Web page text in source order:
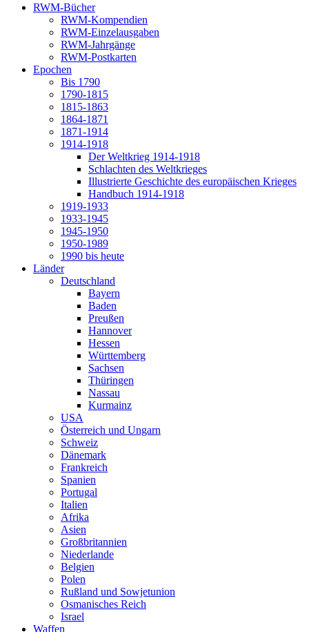
RWM-Bücher
RWM-Kompendien
RWM-Einzelausgaben
RWM-Jahrgänge
RWM-Postkarten
Epochen
Bis 1790
1790-1815
1815-1863
1864-1871
1871-1914
1914-1918
Der Weltkrieg 1914-1918
Schlachten des Weltkrieges
Illustrierte Geschichte des europäischen Krieges
Handbuch 1914-1918
1919-1933
1933-1945
1945-1950
1950-1989
1990 bis heute
Länder
Deutschland
Bayern
Baden
Preußen
Hannover
Hessen
Württemberg
Sachsen
Thüringen
Nassau
Kurmainz
USA
Österreich und Ungarn
Schweiz
Dänemark
Frankreich
Spanien
Portugal
Italien
Afrika
Asien
Großbritannien
Niederlande
Belgien
Polen
Rußland und Sowjetunion
Osmanisches Reich
Israel
Waffen